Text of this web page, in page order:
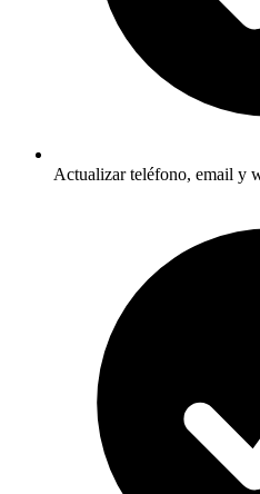
Actualizar teléfono, email y